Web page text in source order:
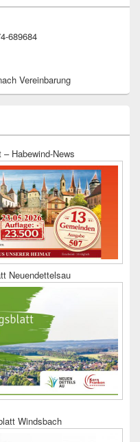
689684
Vereinbarung
Habewind-News
Neuendettelsau
Windsbach